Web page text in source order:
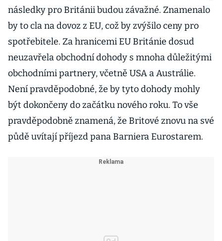
následky pro Británii budou závažné. Znamenalo
by to cla na dovoz z EU, což by zvýšilo ceny pro
spotřebitele. Za hranicemi EU Británie dosud
neuzavřela obchodní dohody s mnoha důležitými
obchodními partnery, včetně USA a Austrálie.
Není pravděpodobné, že by tyto dohody mohly
být dokončeny do začátku nového roku. To vše
pravděpodobně znamená, že Britové znovu na své
půdě uvítají příjezd pana Barniera Eurostarem.